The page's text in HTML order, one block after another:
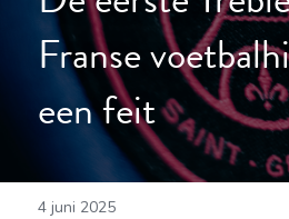
Franse
een feit
4 juni 2025